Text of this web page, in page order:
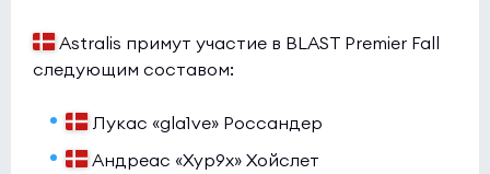
Astralis примут участие в BLAST Premier Fall
следующим составом:
Лукас «gla1ve» Россандер
Андреас «Xyp9x» Хойслет